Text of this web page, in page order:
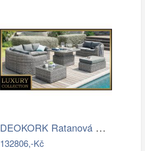
DEOKORK Ratanová modulová sestava…
132806,-Kč